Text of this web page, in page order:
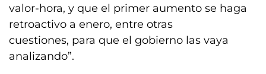
valor-hora, y que el primer aumento se haga
retroactivo a enero, entre otras
cuestiones, para que el gobierno las vaya
analizando”.